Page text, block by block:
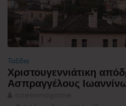
Ταξίδια
Χριστουγεννιάτικη
Ασπραγγέλους